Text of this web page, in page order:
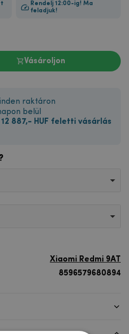
Rendelj 12:00-ig! Ma
feladjuk!
Vásároljon
raktáron
belül
12 887,- HUF feletti vásárlás
Xiaomi Redmi 9AT
8596579680894